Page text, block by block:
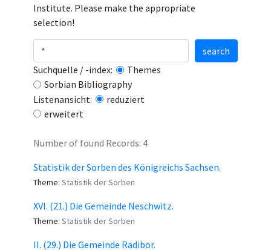
Institute. Please make the appropriate
selection!
Suchquelle / -index:
Themes
Sorbian Bibliography
Listenansicht:
reduziert
erweitert
search
Number of found Records: 4
Statistik der Sorben des Königreichs Sachsen.
Theme: Statistik der Sorben
XVI. (21.) Die Gemeinde Neschwitz.
Theme: Statistik der Sorben
II. (29.) Die Gemeinde Radibor.